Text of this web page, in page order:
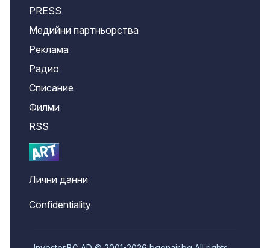
PRESS
Медийни партньорства
Реклама
Радио
Списание
Филми
RSS
Лични данни
Confidentiality